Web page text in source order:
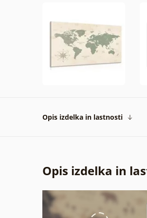
Opis izdelka in lastnosti
Opis izdelka in